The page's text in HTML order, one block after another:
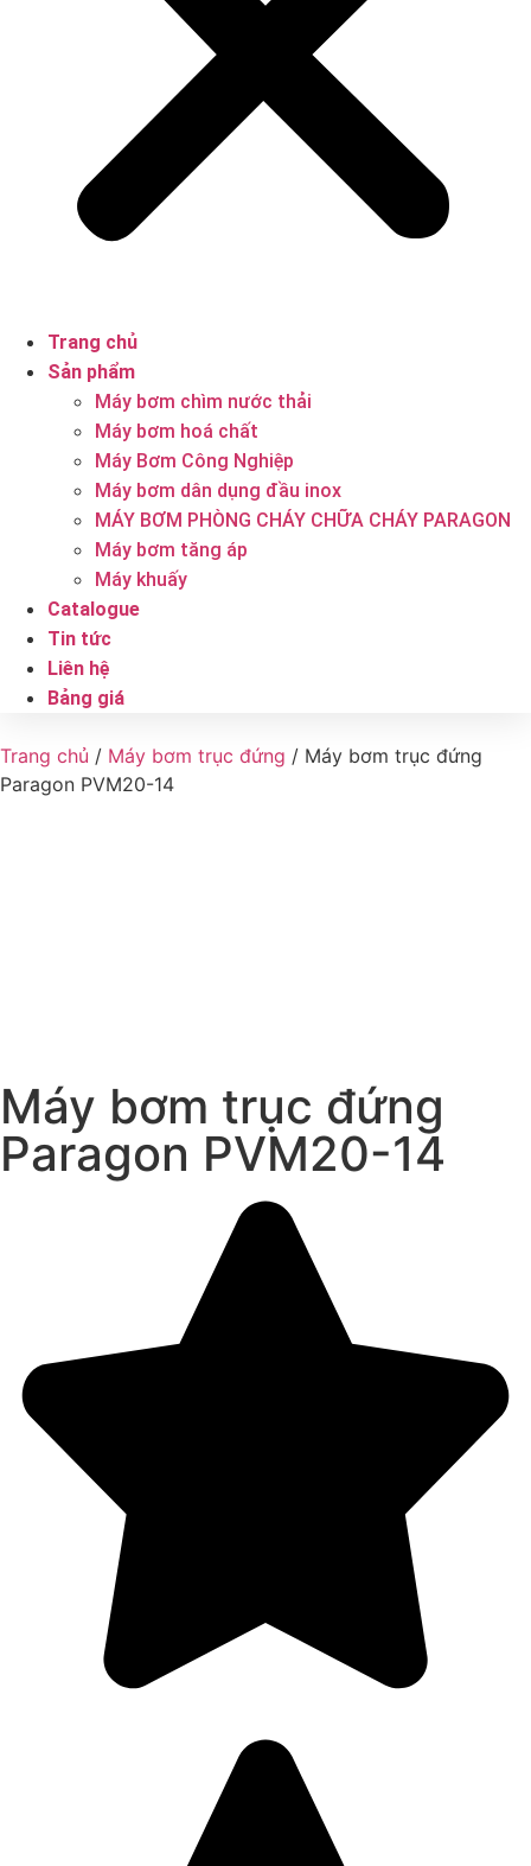
Trang chủ
Sản phẩm
Máy bơm chìm nước thải
Máy bơm hoá chất
Máy Bơm Công Nghiệp
Máy bơm dân dụng đầu inox
MÁY BƠM PHÒNG CHÁY CHỮA CHÁY PARAGON
Máy bơm tăng áp
Máy khuấy
Catalogue
Tin tức
Liên hệ
Bảng giá
Trang chủ / Máy bơm trục đứng / Máy bơm trục đứng
Paragon PVM20-14
Máy bơm trục đứng
Paragon PVM20-14